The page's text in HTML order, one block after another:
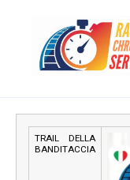
TRAIL DELLA
BANDITACCIA